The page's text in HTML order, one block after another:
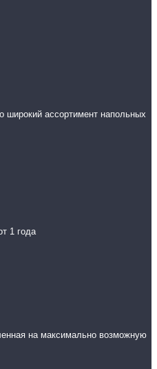
ассортимент напольных
1 года
на максимально возможную